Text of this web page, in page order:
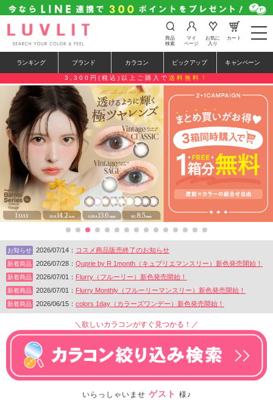
t
o
e
n
a
g
a
i
n
商品
検索
マイ
ページ
お気に
入り
カート
ランキング ブランド カラコン ピックアップ キャンペーン
3,300円(税込)以上ご購入で 送料無料！
お知らせ 2026/07/14： コスメ商品販売終了のお知らせ
新着商品 2026/07/28： Quprie by R 1month（キュプリエマンスリー）新色発売開始！
新着商品 2026/07/01： Flurry（フルーリー）新色発売開始！
新着商品 2026/07/01： Flurry Monthly（フルーリーマンスリー）新色発売開始！
新着商品 2026/06/15： colors 1day（カラーズワンデー）新色発売開始！
＼欲しいカラコンがすぐ見つかる！／
いらっしゃいませ ゲスト
様♪